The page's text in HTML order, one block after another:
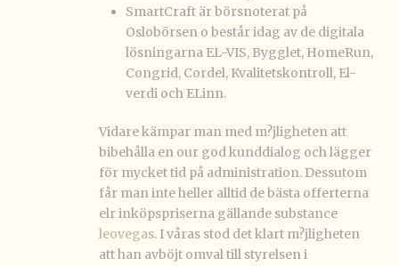
SmartCraft är börsnoterat på
Oslobörsen o består idag av de digitala
lösningarna EL-VIS, Bygglet, HomeRun,
Congrid, Cordel, Kvalitetskontroll, El-
verdi och ELinn.
Vidare kämpar man med m?jligheten att
bibehålla en our god kunddialog och lägger
för mycket tid på administration. Dessutom
får man inte heller alltid de bästa offerterna
elr inköpspriserna gällande substance
leovegas. I våras stod det klart m?jligheten
att han avböjt omval till styrelsen i